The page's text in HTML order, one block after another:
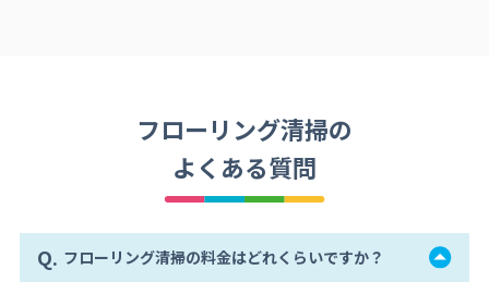
フローリング清掃の
よくある質問
Q. フローリング清掃の料金はどれくらいですか？